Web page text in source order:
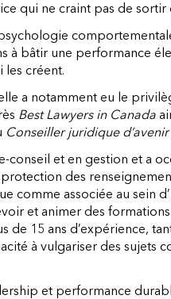
qui ne craint pas de sortir
à bâtir une performance
les créent.
a notamment eu le
Best Lawyers in Canada
Conseiller juridique
conseil et en gestion et a
des
comme associée au sein
et animer des
15 ans d’expérience,
à vulgariser des sujets
et performance